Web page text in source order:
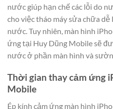
nước giúp hạn chế các lỗi do
cho việc tháo máy sửa chữa
nước. Tuy nhiên, màn hình
ứng tại Huy Dũng Mobile sẽ
nước ở phần màn hình và
Thời gian thay cảm ứng
Mobile
Ép kính cảm ứng màn hình